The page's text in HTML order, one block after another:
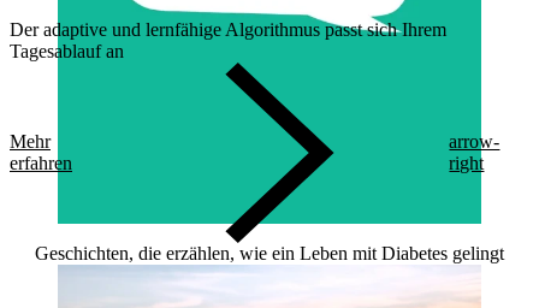
Der adaptive und lernfähige Algorithmus passt sich Ihrem
Tagesablauf an
Mehr
erfahren
arrow-
right
Geschichten, die erzählen, wie ein Leben mit Diabetes gelingt